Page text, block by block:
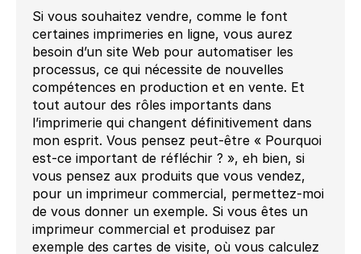
Si vous souhaitez vendre, comme le font
certaines imprimeries en ligne, vous aurez
besoin d’un site Web pour automatiser les
processus, ce qui nécessite de nouvelles
compétences en production et en vente. Et
tout autour des rôles importants dans
l’imprimerie qui changent définitivement dans
mon esprit. Vous pensez peut-être « Pourquoi
est-ce important de réfléchir ? », eh bien, si
vous pensez aux produits que vous vendez,
pour un imprimeur commercial, permettez-moi
de vous donner un exemple. Si vous êtes un
imprimeur commercial et produisez par
exemple des cartes de visite, où vous calculez